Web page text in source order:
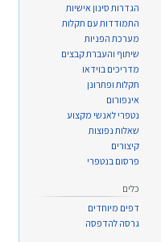
הגדרות סינון אישיות
התמודדות עם תקלות
מערכת הפניות
שיתוף והעברת קבצים
מדריכים בוידאו
תקלות ופתרונן
אינפורום
נטפרי לאנשי מקצוע
שאלות נפוצות
קיצורים
פרסום בנטפרי
כלים
דפים מיוחדים
גרסה להדפסה